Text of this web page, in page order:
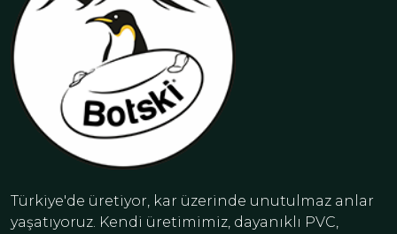
Türkiye'de üretiyor, kar üzerinde unutulmaz anlar
yaşatıyoruz. Kendi üretimimiz, dayanıklı PVC,